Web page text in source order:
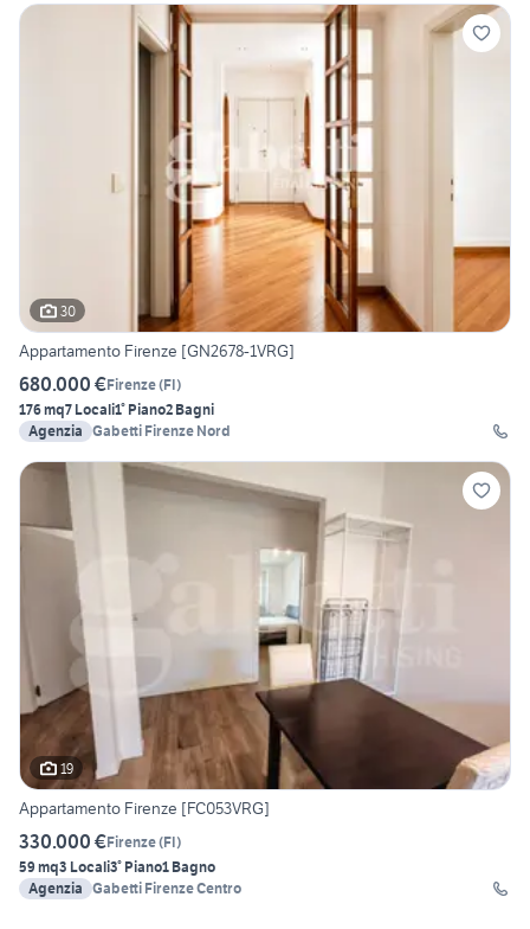
30
Appartamento Firenze [GN2678-1VRG]
680.000 €Firenze(FI)
176 mq7 Locali1° Piano2 Bagni
Agenzia Gabetti Firenze Nord
19
Appartamento Firenze [FC053VRG]
330.000 €Firenze(FI)
59 mq3 Locali3° Piano1 Bagno
Agenzia Gabetti Firenze Centro